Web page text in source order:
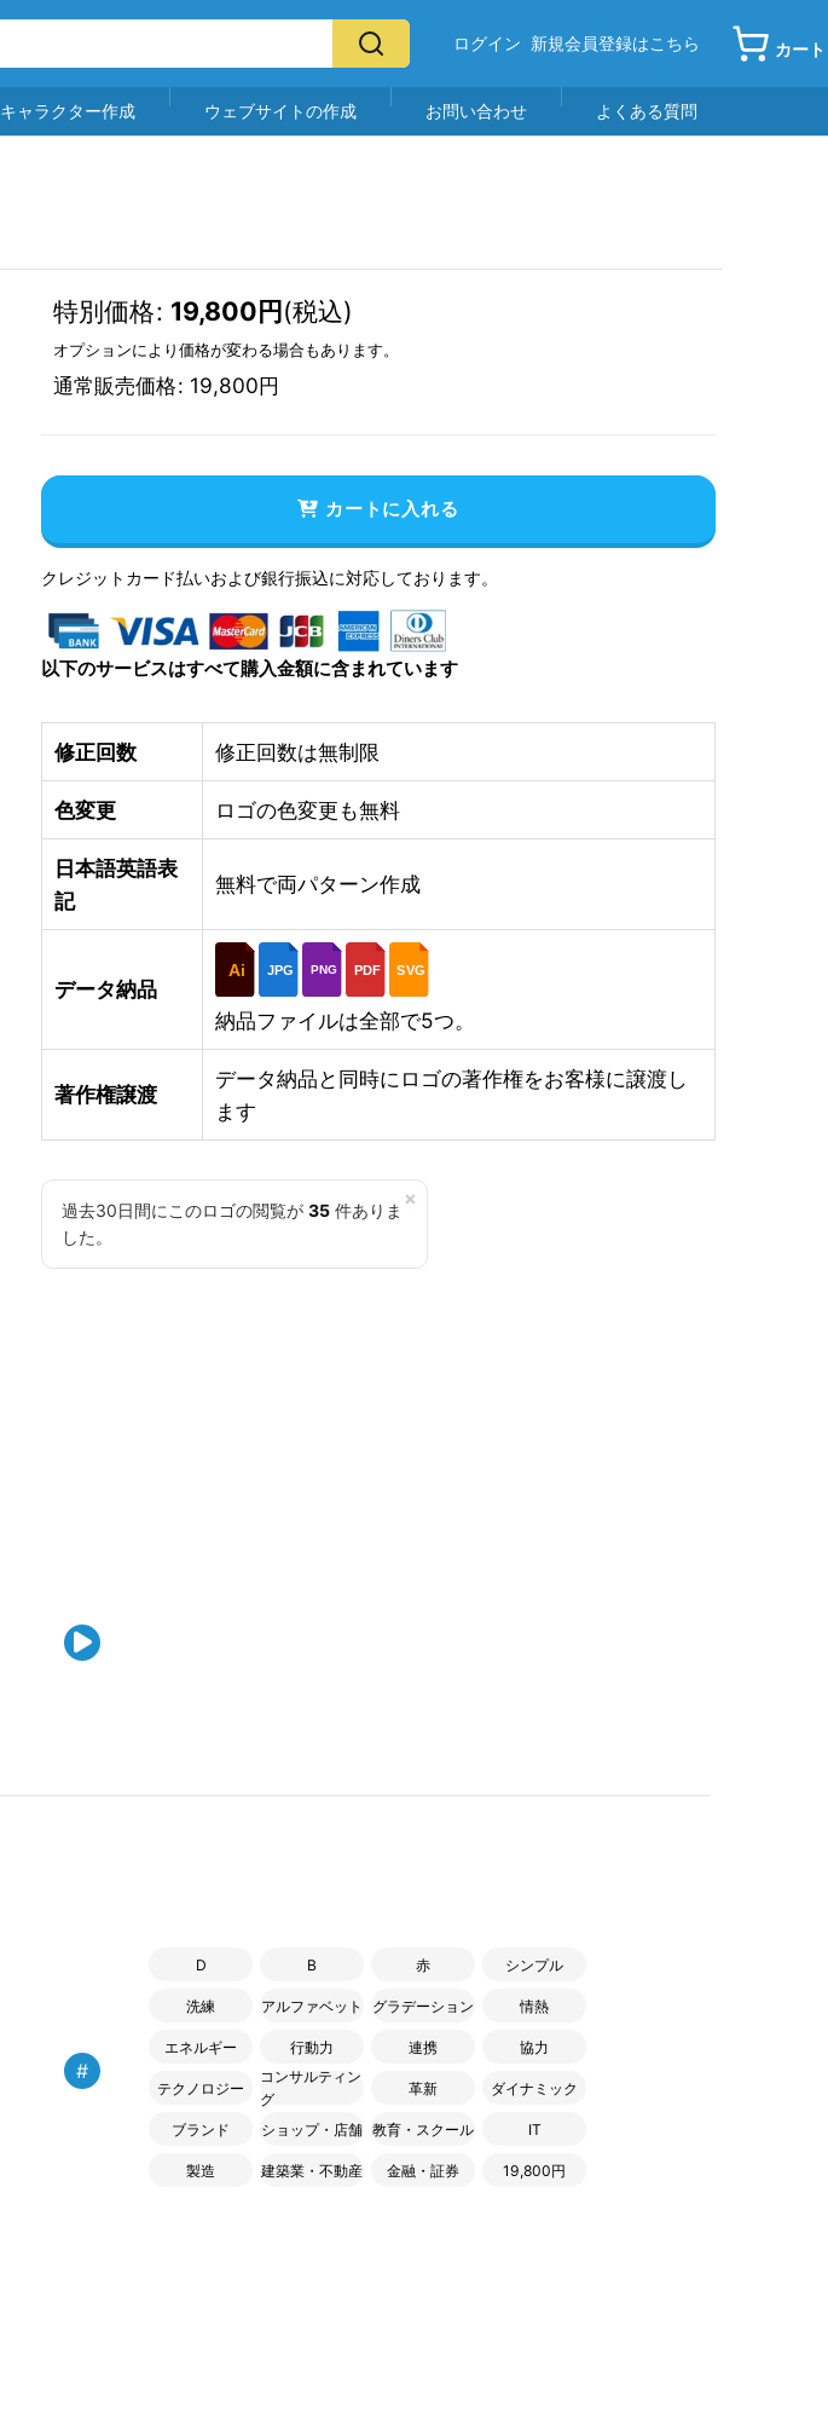
ログイン 新規会員登録はこちら カート
キャラクター作成 ウェブサイトの作成 お問い合わせ よくある質問
特別価格: 19,800円(税込)
オプションにより価格が変わる場合もあります。
通常販売価格: 19,800円
カートに入れる
クレジットカード払いおよび銀行振込に対応しております。
以下のサービスはすべて購入金額に含まれています
修正回数 修正回数は無制限
色変更 ロゴの色変更も無料
日本語英語表
記
無料で両パターン作成
データ納品
Ai JPG PNG PDF SVG
納品ファイルは全部で5つ。
著作権譲渡
データ納品と同時にロゴの著作権をお客様に譲渡し
ます
×
過去30日間にこのロゴの閲覧が 35 件ありま
した。

#
D B 赤 シンプル
洗練 アルファベット グラデーション 情熱
エネルギー 行動力 連携 協力
テクノロジー
コンサルティン
グ
革新 ダイナミック
ブランド ショップ・店舗 教育・スクール IT
製造 建築業・不動産 金融・証券 19,800円